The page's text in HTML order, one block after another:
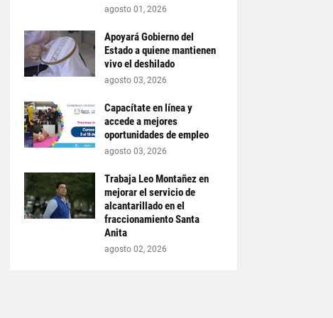
agosto 01, 2026
Apoyará Gobierno del
Estado a quiene mantienen
vivo el deshilado
agosto 03, 2026
Capacítate en línea y
accede a mejores
oportunidades de empleo
agosto 03, 2026
Trabaja Leo Montañez en
mejorar el servicio de
alcantarillado en el
fraccionamiento Santa
Anita
agosto 02, 2026